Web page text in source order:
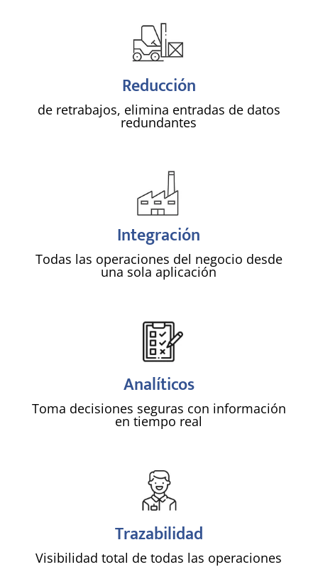
!
Reducción
de retrabajos, elimina entradas de datos
redundantes
!
Integración
Todas las operaciones del negocio desde
una sola aplicación
!
Analíticos
Toma decisiones seguras con información
en tiempo real
!
Trazabilidad
Visibilidad total de todas las operaciones